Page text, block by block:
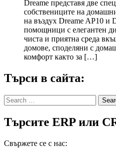
Dreame представя две
собствениците на
на въздух Dreame AP10 и
помощници с елегантен
чиста и приятна среда
домове, споделяни с
комфорт както за […]
Търси в сайта:
Search
for:
Търсите ERP или
Свържете се с нас: